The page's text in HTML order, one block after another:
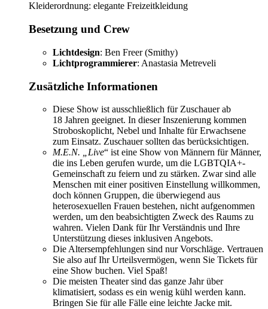
Kleiderordnung: elegante Freizeitkleidung
Besetzung und Crew
Lichtdesign: Ben Freer (Smithy)
Lichtprogrammierer: Anastasia Metreveli
Zusätzliche Informationen
Diese Show ist ausschließlich für Zuschauer ab
18 Jahren geeignet. In dieser Inszenierung kommen
Stroboskoplicht, Nebel und Inhalte für Erwachsene
zum Einsatz. Zuschauer sollten das berücksichtigen.
M.E.N. „Live“ ist eine Show von Männern für Männer,
die ins Leben gerufen wurde, um die LGBTQIA+-
Gemeinschaft zu feiern und zu stärken. Zwar sind alle
Menschen mit einer positiven Einstellung willkommen,
doch können Gruppen, die überwiegend aus
heterosexuellen Frauen bestehen, nicht aufgenommen
werden, um den beabsichtigten Zweck des Raums zu
wahren. Vielen Dank für Ihr Verständnis und Ihre
Unterstützung dieses inklusiven Angebots.
Die Altersempfehlungen sind nur Vorschläge. Vertrauen
Sie also auf Ihr Urteilsvermögen, wenn Sie Tickets für
eine Show buchen. Viel Spaß!
Die meisten Theater sind das ganze Jahr über
klimatisiert, sodass es ein wenig kühl werden kann.
Bringen Sie für alle Fälle eine leichte Jacke mit.